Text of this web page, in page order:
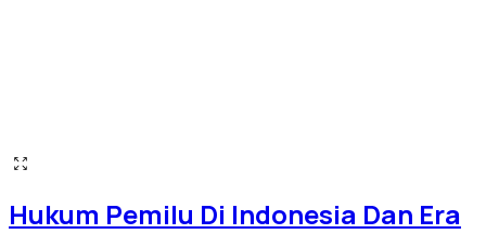
Hukum Pemilu Di Indonesia Dan Era